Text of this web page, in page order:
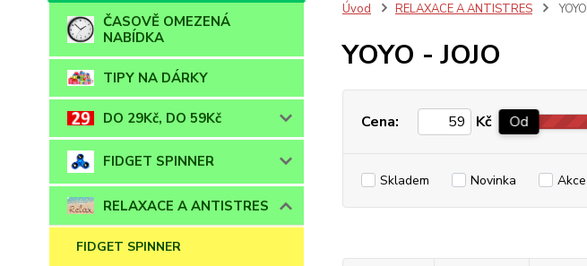
ČASOVĚ OMEZENÁ
NABÍDKA
TIPY NA DÁRKY
DO 29Kč, DO 59Kč
FIDGET SPINNER
RELAXACE A ANTISTRES
FIDGET SPINNER
Úvod RELAXACE A ANTISTRES
YOYO - JOJO
Cena: Kč Od
Skladem Novinka Akce